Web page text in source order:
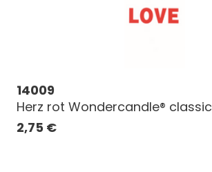
14009
Herz rot Wondercandle® classic
2,75 €